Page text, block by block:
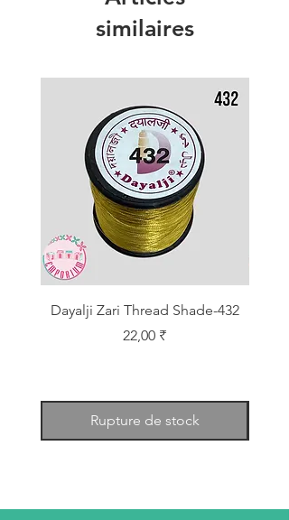
similaires
Dayalji Zari Thread Shade-432
Prix
22,00 ₹
Rupture de stock